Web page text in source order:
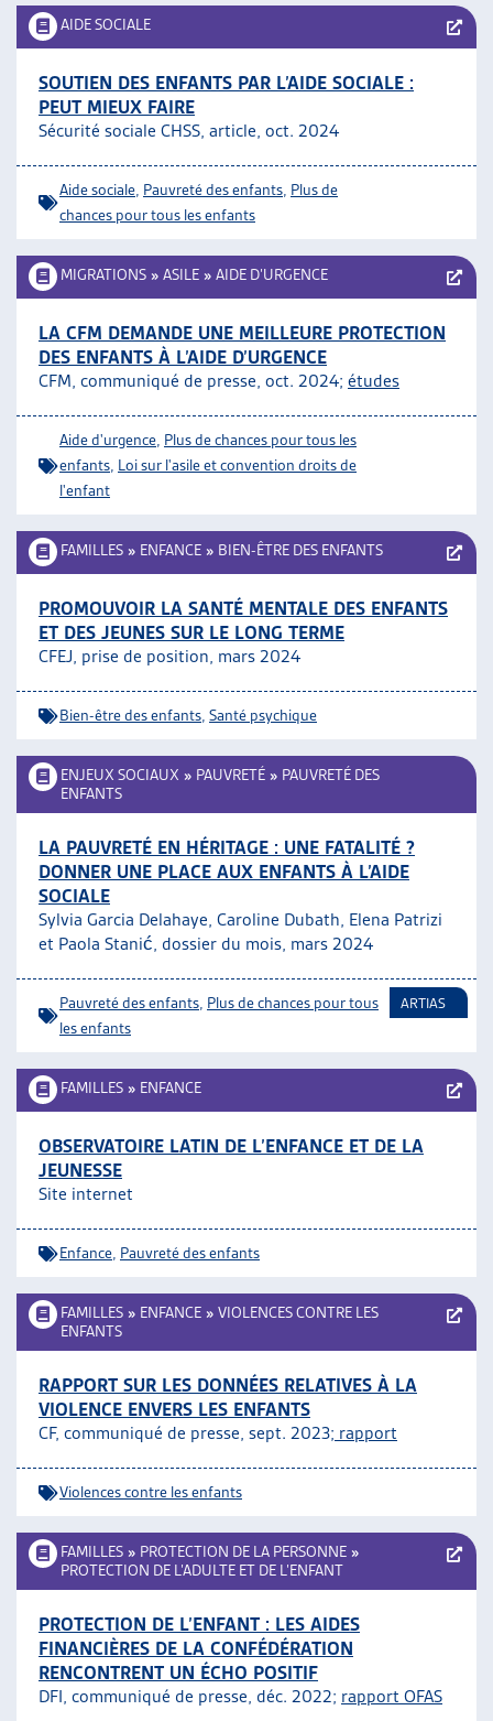
AIDE SOCIALE
SOUTIEN DES ENFANTS PAR L’AIDE SOCIALE :
PEUT MIEUX FAIRE
Sécurité sociale CHSS, article, oct. 2024
Aide sociale Pauvreté des enfants Plus de
chances pour tous les enfants
MIGRATIONS » ASILE » AIDE D’URGENCE
LA CFM DEMANDE UNE MEILLEURE PROTECTION
DES ENFANTS À L’AIDE D’URGENCE
CFM, communiqué de presse, oct. 2024; études
Aide d'urgence Plus de chances pour tous les
enfants Loi sur l'asile et convention droits de
l'enfant
FAMILLES » ENFANCE » BIEN-ÊTRE DES ENFANTS
PROMOUVOIR LA SANTÉ MENTALE DES ENFANTS
ET DES JEUNES SUR LE LONG TERME
CFEJ, prise de position, mars 2024
Bien-être des enfants Santé psychique
ENJEUX SOCIAUX » PAUVRETÉ » PAUVRETÉ DES
ENFANTS
LA PAUVRETÉ EN HÉRITAGE : UNE FATALITÉ ?
DONNER UNE PLACE AUX ENFANTS À L’AIDE
SOCIALE
Sylvia Garcia Delahaye, Caroline Dubath, Elena Patrizi
et Paola Stanić, dossier du mois, mars 2024
Pauvreté des enfants Plus de chances pour tous
les enfants
ARTIAS
FAMILLES » ENFANCE
OBSERVATOIRE LATIN DE L’ENFANCE ET DE LA
JEUNESSE
Site internet
Enfance Pauvreté des enfants
FAMILLES » ENFANCE » VIOLENCES CONTRE LES
ENFANTS
RAPPORT SUR LES DONNÉES RELATIVES À LA
VIOLENCE ENVERS LES ENFANTS
CF, communiqué de presse, sept. 2023; rapport
Violences contre les enfants
FAMILLES » PROTECTION DE LA PERSONNE »
PROTECTION DE L’ADULTE ET DE L’ENFANT
PROTECTION DE L’ENFANT : LES AIDES
FINANCIÈRES DE LA CONFÉDÉRATION
RENCONTRENT UN ÉCHO POSITIF
DFI, communiqué de presse, déc. 2022; rapport OFAS